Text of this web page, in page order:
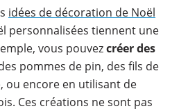
idées de décoration de Noël
personnalisées tiennent une
vous pouvezcréer des
pommes de pin, des fils de
ou encore en utilisant de
Ces créations ne sont pas